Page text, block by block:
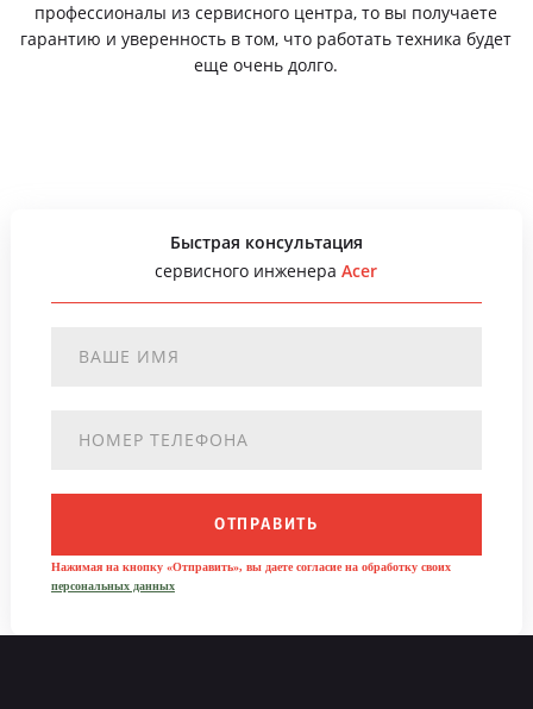
профессионалы из сервисного центра, то вы получаете
гарантию и уверенность в том, что работать техника будет
еще очень долго.
Быстрая консультация
сервисного инженераAcer
ОТПРАВИТЬ
Нажимая на кнопку «Отправить», вы даете согласие на обработку своих
персональных данных